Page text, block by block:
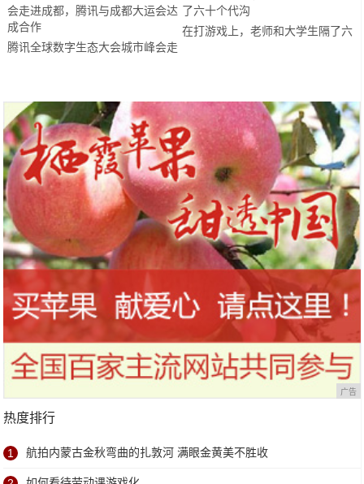
腾讯全球数字生态大会城市峰会走
在打游戏上，老师和大学生隔了六
广告
热度排行
1 航拍内蒙古金秋弯曲的扎敦河 满眼金黄美不胜收